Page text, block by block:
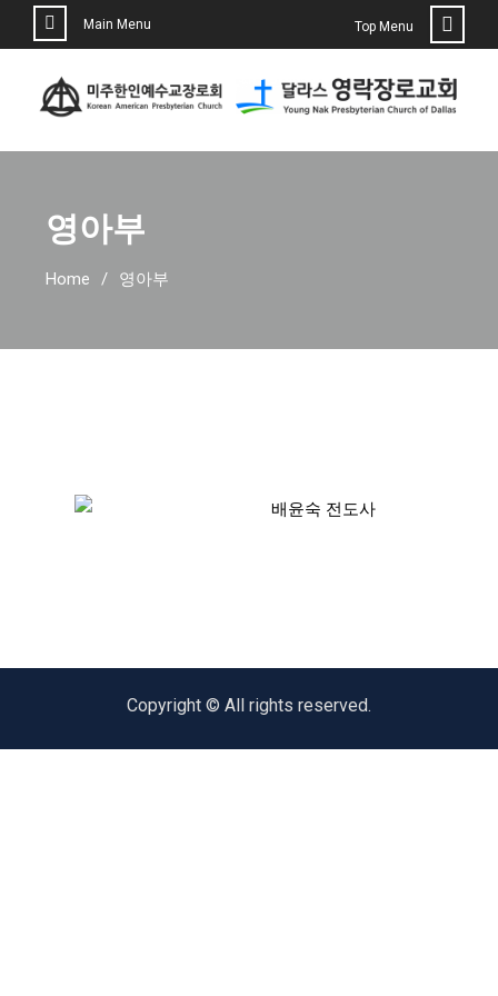
Main Menu Top Menu
영아부
Home 영아부
배윤숙 전도사
Copyright © All rights reserved.